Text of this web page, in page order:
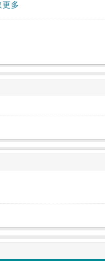
更多